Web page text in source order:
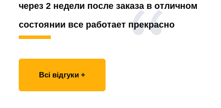
через 2 недели после заказа в отличном
состоянии все работает прекрасно
Всі відгуки +